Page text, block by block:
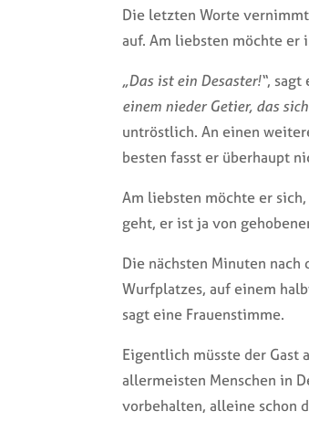
Die letzten Worte
auf. Am liebsten möchte er
„Das ist ein Desaster!“, sagt
einem nieder Getier, das
untröstlich. An einen
besten fasst er überhaupt
Am liebsten möchte er
geht, er ist ja von
Die nächsten Minuten
Wurfplatzes, auf einem
sagt eine Frauenstimme.
Eigentlich müsste der Gast
allermeisten Menschen in
vorbehalten, alleine schon